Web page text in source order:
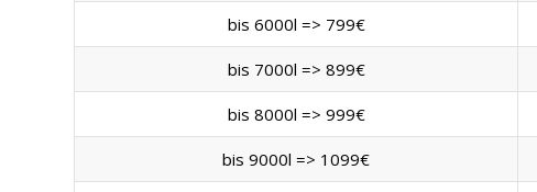
bis 6000l => 799€
bis 7000l => 899€
bis 8000l => 999€
bis 9000l => 1099€